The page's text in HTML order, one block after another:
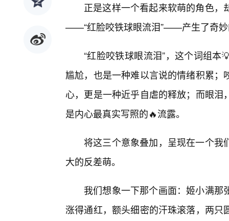
正是这样一个看起来软萌的角色
——“红脸咬铁球眼流泪”——产生了奇妙
“红脸咬铁球眼流泪”，这个词组
尴尬，也是一种难以言说的情绪积累
心，更是一种近乎自虐的释放；而眼
是内心最真实写照的🔥流露。
将这三个意象叠加，呈现在一个我
大的反差萌。
我们想象一下那个画面：姬小满
涨得通红，额头细密的汗珠滚落，两